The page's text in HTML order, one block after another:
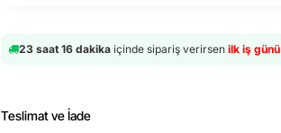
23 saat 16 dakika içinde sipariş verirsen ilk iş günü
Teslimat ve İade